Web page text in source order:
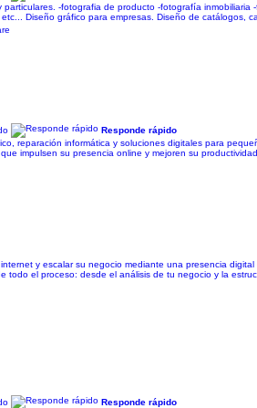
-fotografia de producto -fotografía
Diseño gráfico para empresas. Diseño de catálogos,
Responde rápido
reparación informática y soluciones digitales para
impulsen su presencia online y mejoren su
y escalar su negocio mediante una presencia
el proceso: desde el análisis de tu negocio y la
Responde rápido